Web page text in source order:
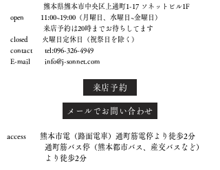
熊本県熊本市中央区上通町1-17 ソネットビル1F
open 11:00~19:00（月曜日、水曜日~金曜日）
来店予約は20時までお待ちしてます
closed 火曜日定休日（祝祭日を除く）
contact tel:096-326-4949
E-mail info@j-sonnet.com
来店予約
メールでお問い合わせ
access 熊本市電（路面電車）通町筋電停より徒歩2分
通町筋バス停（熊本都市バス、産交バスなど）
より徒歩2分